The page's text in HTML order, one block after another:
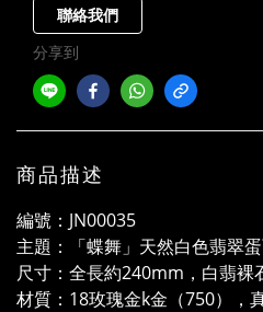
聯絡我們
分享到
商品描述
編號：JN00035
主題：「蝶舞」天然白色翡翠
尺寸：全長約240mm，白翡
材質：18玫瑰金k金（750），